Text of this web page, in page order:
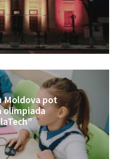
Moldova pot
olimpiada